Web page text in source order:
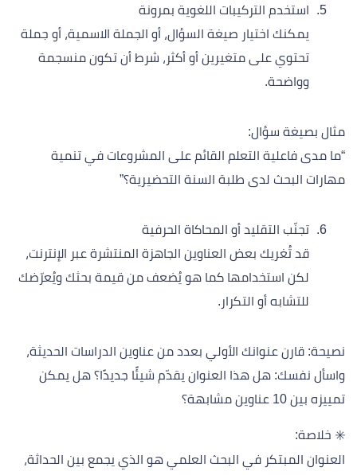
استخدم التركيبات اللغوية بمرونة
يمكنك اختيار صيغة السؤال، أو الجملة الاسمية، أو جملة
تحتوي على متغيرين أو أكثر، شرط أن تكون منسجمة
وواضحة.
مثال بصيغة سؤال:
“ما مدى فاعلية التعلم القائم على المشروعات في تنمية
مهارات البحث لدى طلبة السنة التحضيرية؟”
تجنّب التقليد أو المحاكاة الحرفية
قد تُغريك بعض العناوين الجاهزة المنتشرة عبر الإنترنت،
لكن استخدامها كما هو يُضعف من قيمة بحثك ويُعرّضك
للتشابه أو التكرار.
نصيحة: قارن عنوانك الأولي بعدد من عناوين الدراسات الحديثة،
واسأل نفسك: هل هذا العنوان يقدّم شيئًا جديدًا؟ هل يمكن
تمييزه بين 10 عناوين مشابهة؟
✳️ خلاصة:
العنوان المبتكر في البحث العلمي هو الذي يجمع بين الحداثة،